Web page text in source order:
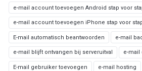
e-mail account toevoegen Android stap voor
e-mail account toevoegen iPhone stap voor
E-mail automatisch beantwoorden e-mail
e-mail blijft ontvangen bij serveruitval e-mail
E-mail gebruiker toevoegen e-mail hosting